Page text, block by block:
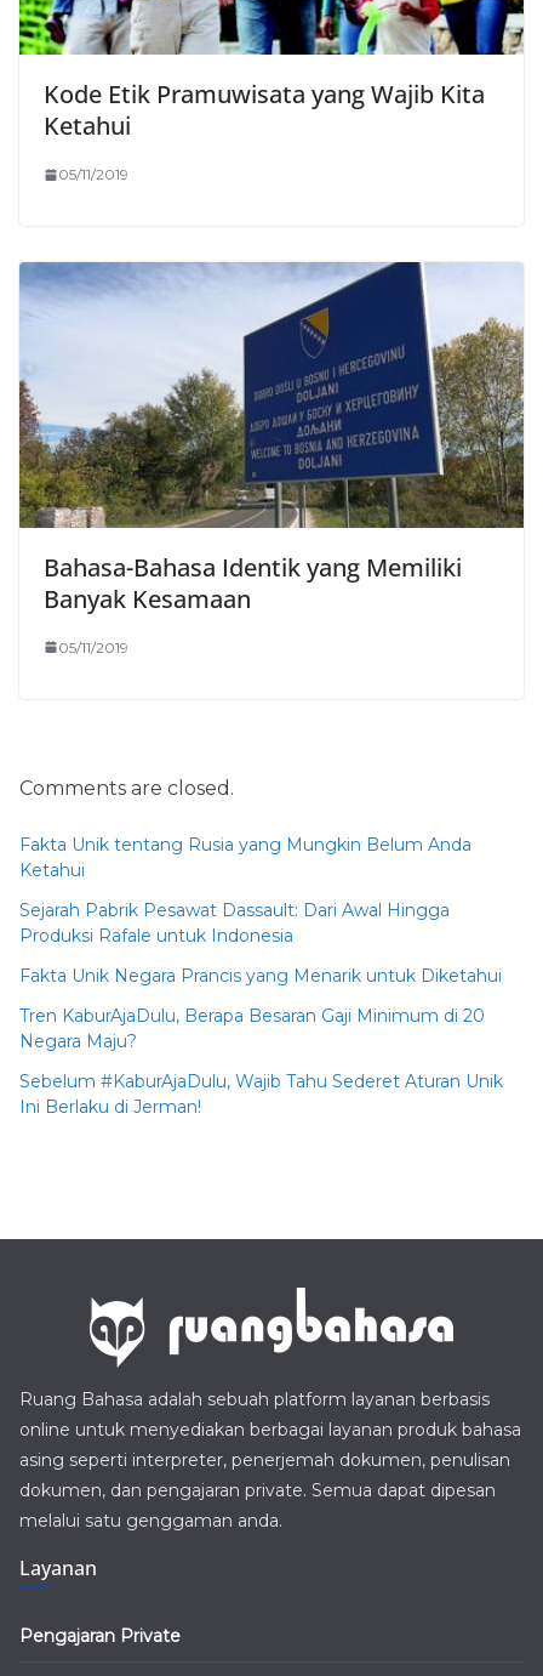
Kode Etik Pramuwisata yang Wajib Kita
Ketahui
05/11/2019
Bahasa-Bahasa Identik yang Memiliki
Banyak Kesamaan
05/11/2019
Comments are closed.
Fakta Unik tentang Rusia yang Mungkin Belum Anda
Ketahui
Sejarah Pabrik Pesawat Dassault: Dari Awal Hingga
Produksi Rafale untuk Indonesia
Fakta Unik Negara Prancis yang Menarik untuk Diketahui
Tren KaburAjaDulu, Berapa Besaran Gaji Minimum di 20
Negara Maju?
Sebelum #KaburAjaDulu, Wajib Tahu Sederet Aturan Unik
Ini Berlaku di Jerman!
Ruang Bahasa adalah sebuah platform layanan berbasis
online untuk menyediakan berbagai layanan produk bahasa
asing seperti interpreter, penerjemah dokumen, penulisan
dokumen, dan pengajaran private. Semua dapat dipesan
melalui satu genggaman anda.
Layanan
Pengajaran Private